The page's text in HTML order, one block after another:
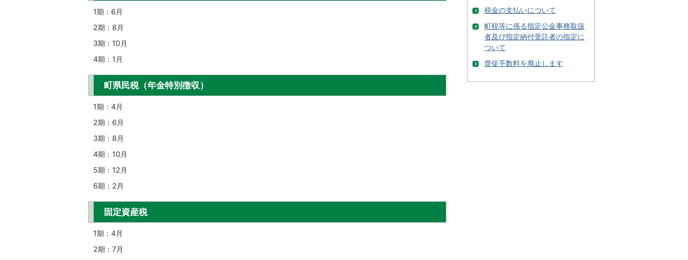
1期：6月
2期：8月
3期：10月
4期：1月
町県民税（年金特別徴収）
1期：4月
2期：6月
3期：8月
4期：10月
5期：12月
6期：2月
固定資産税
1期：4月
2期：7月
税金の支払いについて
町税等に係る指定公金事務取扱
者及び指定納付受託者の指定に
ついて
督促手数料を廃止します